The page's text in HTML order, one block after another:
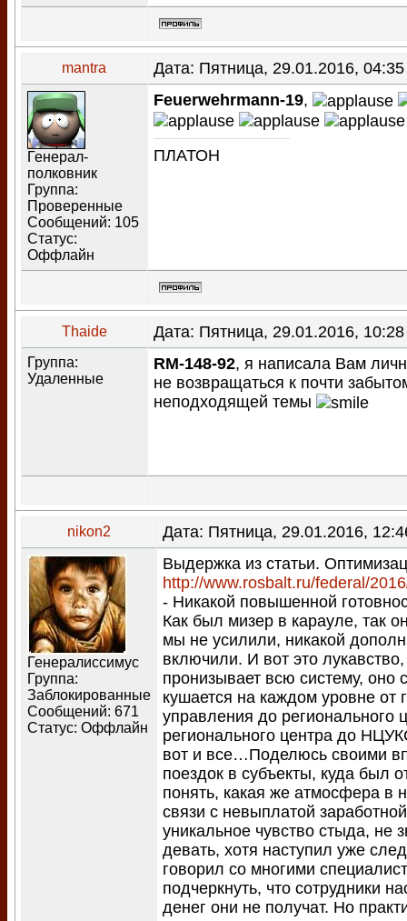
mantra Дата: Пятница, 29.01.2016,
Генерал-
полковник
Группа:
Проверенные
Сообщений: 105
Статус:
Оффлайн
Feuerwehrmann-19,
ПЛАТОН
Thaide Дата: Пятница, 29.01.2016,
Группа:
Удаленные
RM-148-92, я написала Вам
не возвращаться к почти
неподходящей темы
nikon2 Дата: Пятница, 29.01.2016,
Генералиссимус
Группа:
Заблокированные
Сообщений: 671
Статус: Оффлайн
Выдержка из статьи.
http://www.rosbalt.ru/federal/
- Никакой повышенной
Как был мизер в карауле, так
мы не усилили, никакой
включили. И вот это лукавство,
пронизывает всю систему, оно
кушается на каждом уровне от
управления до регионального
регионального центра до
вот и все…Поделюсь своими
поездок в субъекты, куда был
понять, какая же атмосфера в
связи с невыплатой
уникальное чувство стыда, не
девать, хотя наступил уже
говорил со многими
подчеркнуть, что сотрудники
денег они не получат. Но